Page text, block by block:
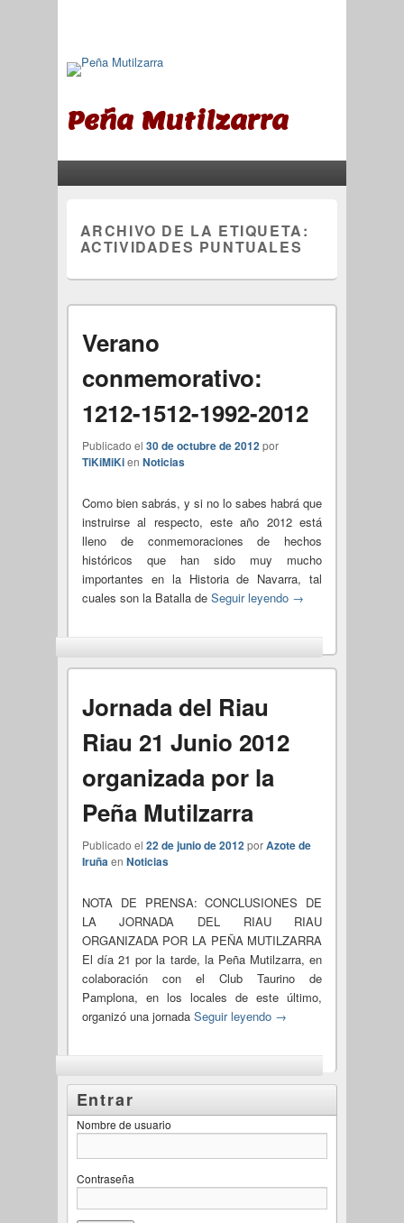
Peña Mutilzarra
ARCHIVO DE LA ETIQUETA:
ACTIVIDADES PUNTUALES
Verano
conmemorativo:
1212-1512-1992-2012
Publicado el 30 de octubre de 2012por
TiKiMiKien Noticias
Como bien sabrás, y si no lo sabes habrá que
instruirse al respecto, este año 2012 está
lleno de conmemoraciones de hechos
históricos que han sido muy mucho
importantes en la Historia de Navarra, tal
cuales son la Batalla de Seguir leyendo →
Jornada del Riau
Riau 21 Junio 2012
organizada por la
Peña Mutilzarra
Publicado el 22 de junio de 2012 porAzote de
Iruña en Noticias
NOTA DE PRENSA: CONCLUSIONES DE
LA JORNADA DEL RIAU RIAU
ORGANIZADA POR LA PEÑA MUTILZARRA
El día 21 por la tarde, la Peña Mutilzarra, en
colaboración con el Club Taurino de
Pamplona, en los locales de este último,
organizó una jornada Seguir leyendo →
Entrar
Nombre de usuario
Contraseña